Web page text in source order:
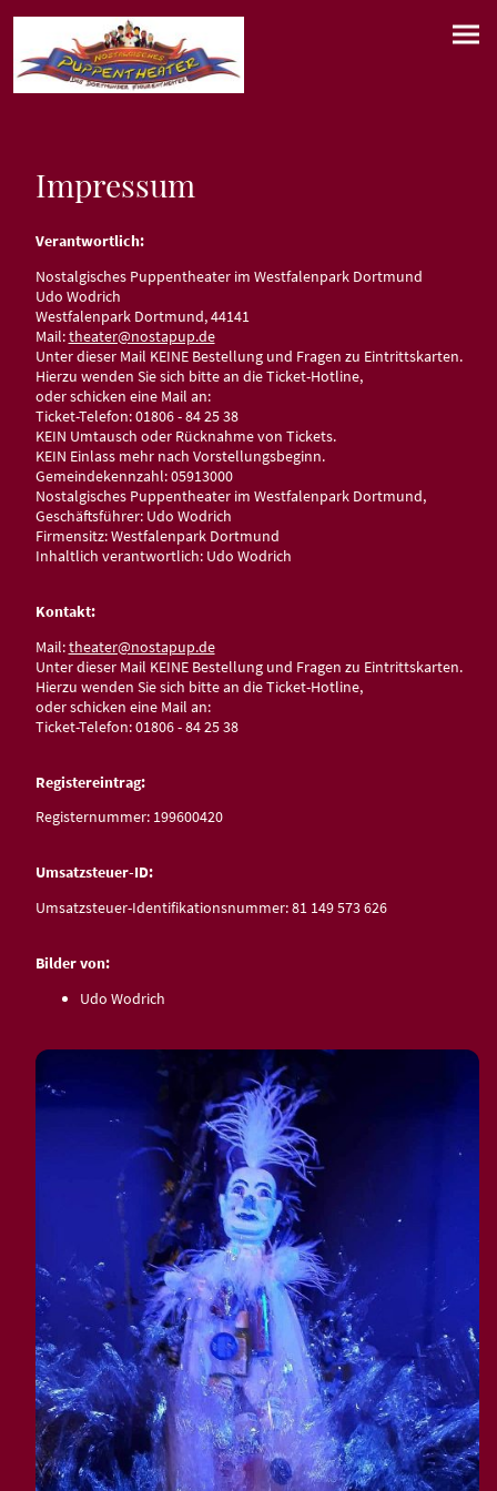
Impressum
Verantwortlich:
Nostalgisches Puppentheater im Westfalenpark Dortmund
Udo Wodrich
Westfalenpark Dortmund, 44141
Mail:theater@nostapup.de
Unter dieser Mail KEINE Bestellung und Fragen zu Eintrittskarten.
Hierzu wenden Sie sich bitte an die Ticket-Hotline,
oder schicken eine Mail an:
Ticket-Telefon: 01806 - 84 25 38
KEIN Umtausch oder Rücknahme von Tickets.
KEIN Einlass mehr nach Vorstellungsbeginn.
Gemeindekennzahl: 05913000
Nostalgisches Puppentheater im Westfalenpark Dortmund,
Geschäftsführer: Udo Wodrich
Firmensitz: Westfalenpark Dortmund
Inhaltlich verantwortlich: Udo Wodrich
Kontakt:
Mail:theater@nostapup.de
Unter dieser Mail KEINE Bestellung und Fragen zu Eintrittskarten.
Hierzu wenden Sie sich bitte an die Ticket-Hotline,
oder schicken eine Mail an:
Ticket-Telefon: 01806 - 84 25 38
Registereintrag:
Registernummer: 199600420
Umsatzsteuer-ID:
Umsatzsteuer-Identifikationsnummer: 81 149 573 626
Bilder von:
Udo Wodrich